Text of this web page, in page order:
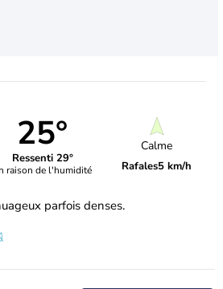
25°
Ressenti 29°
raison de l'humidité
Calme
Rafales5 km/h
parfois denses.